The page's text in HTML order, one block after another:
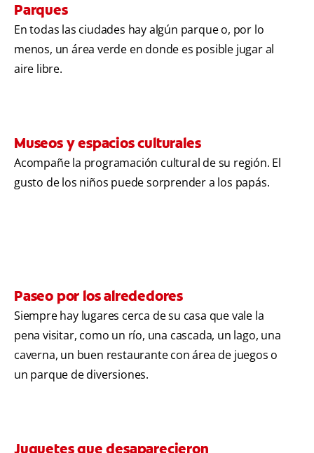
Parques
En todas las ciudades hay algún parque o, por lo
menos, un área verde en donde es posible jugar al
aire libre.
Museos y espacios culturales
Acompañe la programación cultural de su región. El
gusto de los niños puede sorprender a los papás.
Paseo por los alrededores
Siempre hay lugares cerca de su casa que vale la
pena visitar, como un río, una cascada, un lago, una
caverna, un buen restaurante con área de juegos o
un parque de diversiones.
Juguetes que desaparecieron